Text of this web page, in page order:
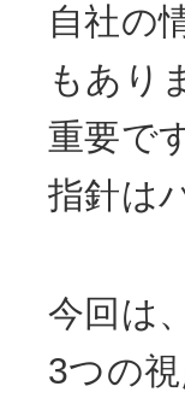
自社の
もあり
重要で
指針は
今回は
3つの